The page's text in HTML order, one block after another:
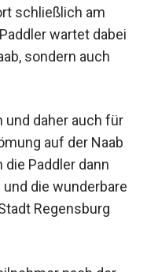
schließlich am
wartet dabei
sondern auch
und daher auch für
auf der Naab
die Paddler dann
die wunderbare
Regensburg